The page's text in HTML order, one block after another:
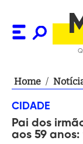
Home /
CIDADE
Pai dos
aos 59